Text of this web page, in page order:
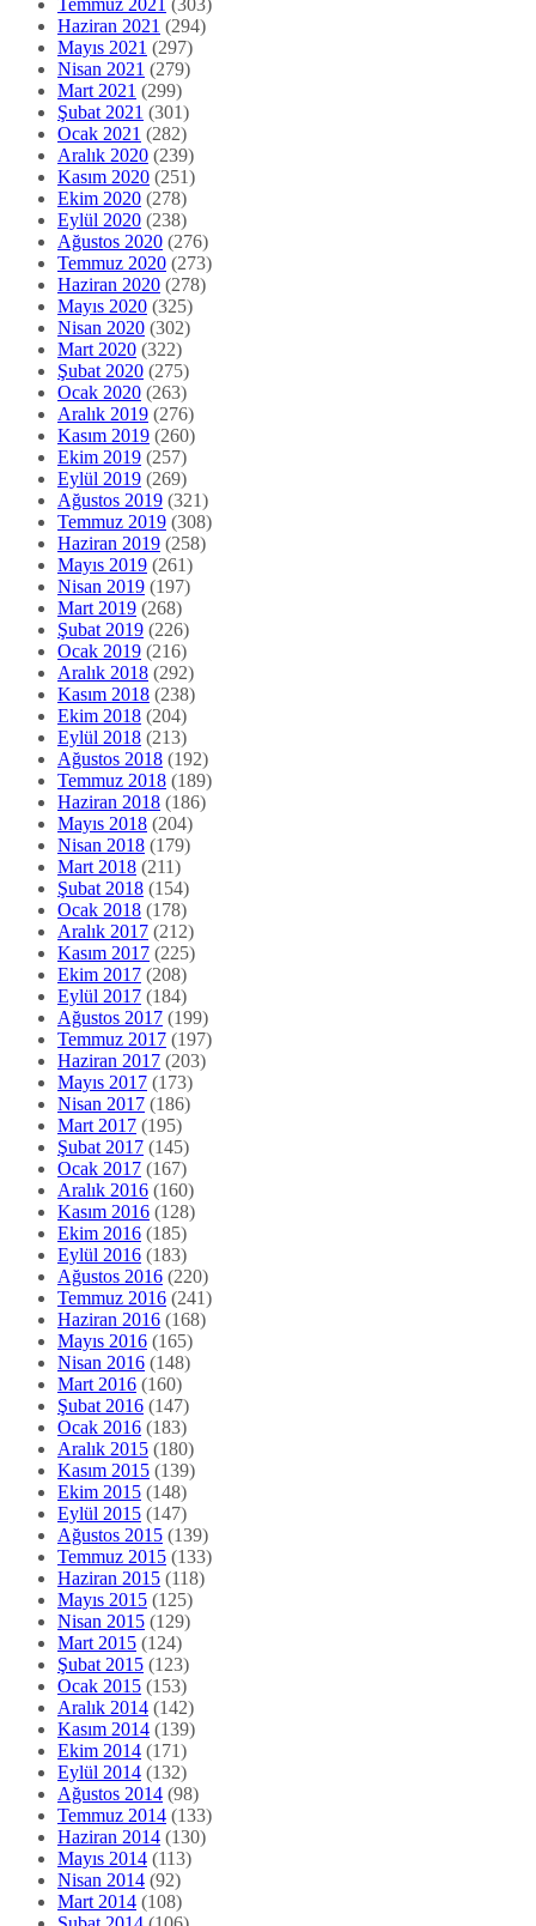
Temmuz 2021 (303)
Haziran 2021 (294)
Mayıs 2021 (297)
Nisan 2021 (279)
Mart 2021 (299)
Şubat 2021 (301)
Ocak 2021 (282)
Aralık 2020 (239)
Kasım 2020 (251)
Ekim 2020 (278)
Eylül 2020 (238)
Ağustos 2020 (276)
Temmuz 2020 (273)
Haziran 2020 (278)
Mayıs 2020 (325)
Nisan 2020 (302)
Mart 2020 (322)
Şubat 2020 (275)
Ocak 2020 (263)
Aralık 2019 (276)
Kasım 2019 (260)
Ekim 2019 (257)
Eylül 2019 (269)
Ağustos 2019 (321)
Temmuz 2019 (308)
Haziran 2019 (258)
Mayıs 2019 (261)
Nisan 2019 (197)
Mart 2019 (268)
Şubat 2019 (226)
Ocak 2019 (216)
Aralık 2018 (292)
Kasım 2018 (238)
Ekim 2018 (204)
Eylül 2018 (213)
Ağustos 2018 (192)
Temmuz 2018 (189)
Haziran 2018 (186)
Mayıs 2018 (204)
Nisan 2018 (179)
Mart 2018 (211)
Şubat 2018 (154)
Ocak 2018 (178)
Aralık 2017 (212)
Kasım 2017 (225)
Ekim 2017 (208)
Eylül 2017 (184)
Ağustos 2017 (199)
Temmuz 2017 (197)
Haziran 2017 (203)
Mayıs 2017 (173)
Nisan 2017 (186)
Mart 2017 (195)
Şubat 2017 (145)
Ocak 2017 (167)
Aralık 2016 (160)
Kasım 2016 (128)
Ekim 2016 (185)
Eylül 2016 (183)
Ağustos 2016 (220)
Temmuz 2016 (241)
Haziran 2016 (168)
Mayıs 2016 (165)
Nisan 2016 (148)
Mart 2016 (160)
Şubat 2016 (147)
Ocak 2016 (183)
Aralık 2015 (180)
Kasım 2015 (139)
Ekim 2015 (148)
Eylül 2015 (147)
Ağustos 2015 (139)
Temmuz 2015 (133)
Haziran 2015 (118)
Mayıs 2015 (125)
Nisan 2015 (129)
Mart 2015 (124)
Şubat 2015 (123)
Ocak 2015 (153)
Aralık 2014 (142)
Kasım 2014 (139)
Ekim 2014 (171)
Eylül 2014 (132)
Ağustos 2014 (98)
Temmuz 2014 (133)
Haziran 2014 (130)
Mayıs 2014 (113)
Nisan 2014 (92)
Mart 2014 (108)